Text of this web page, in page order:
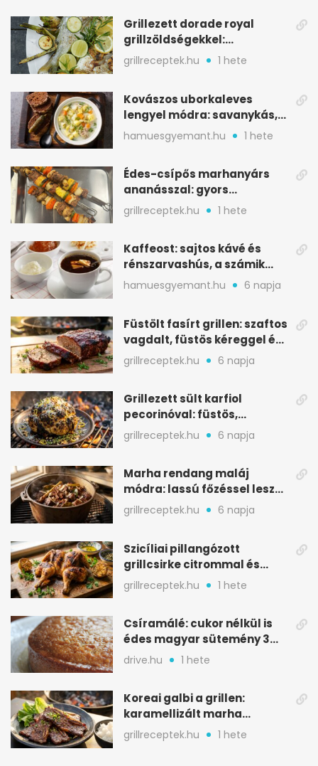
Grillezett dorade royal
grillzöldségekkel:
mediterrán ízek a rostélyról
grillreceptek.hu 1 hete
Kovászos uborkaleves
lengyel módra: savanykás,
kapros, meglepően
tartalmas
hamuesgyemant.hu 1 hete
Édes-csípős marhanyárs
ananásszal: gyors
grillrecept jalapeñóval
grillreceptek.hu 1 hete
Kaffeost: sajtos kávé és
rénszarvashús, a számik
melegítő itala
hamuesgyemant.hu 6 napja
Füstölt fasírt grillen: szaftos
vagdalt, füstös kéreggel és
BBQ mázzal
grillreceptek.hu 6 napja
Grillezett sült karfiol
pecorinóval: füstös,
karamellizált nyári kedvenc
grillreceptek.hu 6 napja
Marha rendang maláj
módra: lassú főzéssel lesz
igazán szaftos
grillreceptek.hu 6 napja
Szicíliai pillangózott
grillcsirke citrommal és
oregánóval
grillreceptek.hu 1 hete
Csíramálé: cukor nélkül is
édes magyar sütemény 3
alapanyagból
drive.hu 1 hete
Koreai galbi a grillen:
karamellizált marha
rövidborda gyorsan
grillreceptek.hu 1 hete